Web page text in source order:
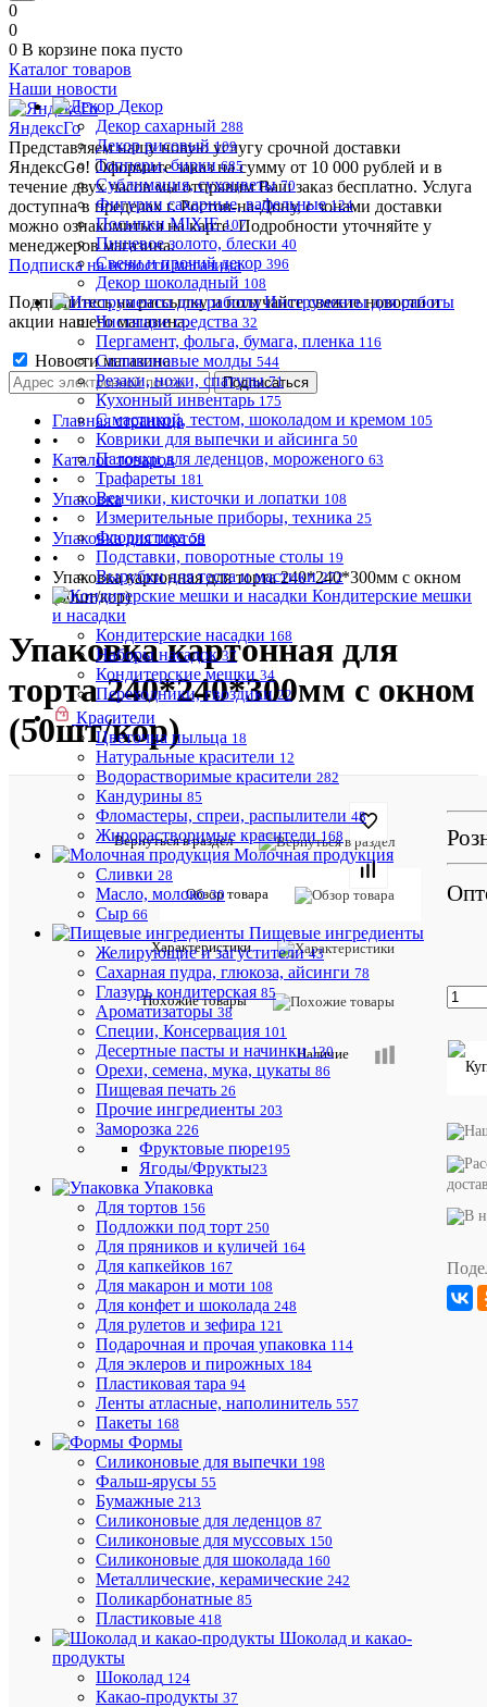
0
0
0 В корзине пока пусто
Каталог товаров
Декор
Декор сахарный 288
Декор рисовый 109
Топперы, бирки 685
Сублимация, сухоцветы 70
Фигурки сахарные, вафельные 124
Посыпки MIXIE 107
Пищевое золото, блески 40
Свечи и прочий декор 396
Декор шоколадный 108
Инструменты для работы
Чистящие средства 32
Пергамент, фольга, бумага, пленка 116
Силиконовые молды 544
Резаки, ножи, спатулы 71
Кухонный инвентарь 175
С мастикой, тестом, шоколадом и кремом 105
Коврики для выпечки и айсинга 50
Палочки для леденцов, мороженого 63
Трафареты 181
Венчики, кисточки и лопатки 108
Измерительные приборы, техника 25
Флористика 59
Подставки, поворотные столы 19
Вырубки для теста и мастики 272
Кондитерские мешки
и насадки
Кондитерские насадки 168
Наборы насадок 37
Кондитерские мешки 34
Переходники, гвоздики 22
Красители
Цветочна пыльца 18
Натуральные красители 12
Водорастворимые красители 282
Кандурины 85
Фломастеры, спреи, распылители 48
Жирорастворимые красители 168
Молочная продукция
Сливки 28
Масло, молоко 30
Сыр 66
Пищевые ингредиенты
Желирующие и загустители 43
Сахарная пудра, глюкоза, айсинги 78
Глазурь кондитерская 85
Ароматизаторы 38
Специи, Консервация 101
Десертные пасты и начинки 130
Орехи, семена, мука, цукаты 86
Пищевая печать 26
Прочие ингредиенты 203
Заморозка 226
Фруктовые пюре195
Ягоды/Фрукты23
Упаковка
Для тортов 156
Подложки под торт 250
Для пряников и куличей 164
Для капкейков 167
Для макарон и моти 108
Для конфет и шоколада 248
Для рулетов и зефира 121
Подарочная и прочая упаковка 114
Для эклеров и пирожных 184
Пластиковая тара 94
Ленты атласные, наполинитель 557
Пакеты 168
Формы
Силиконовые для выпечки 198
Фальш-ярусы 55
Бумажные 213
Силиконовые для леденцов 87
Силиконовые для муссовых 150
Силиконовые для шоколада 160
Металлические, керамические 242
Поликарбонатные 85
Пластиковые 418
Шоколад и какао-
продукты
Шоколад 124
Какао-продукты 37
Наши новости
ЯндексГо
Представляем нашу новую услугу срочной доставки
ЯндексGo! Оформите заказ на сумму от 10 000 рублей и в
течение двух часов мы отправим Ваш заказ бесплатно. Услуга
доступна в пределах г. Ростов-на-Дону, с зонами доставки
можно ознакомиться на карте. Подробности уточняйте у
менеджеров магазина.
Подписка на новости магазина
Подпишитесь на рассылку и получайте свежие новости и
акции нашего магазина.
Новости магазина
Главная страница
•
Каталог товаров
•
Упаковка
•
Упаковка для тортов
•
Упаковка картонная для торта 240*240*300мм с окном
(50шт/кор)
Упаковка картонная для
торта 240*240*300мм с окном
(50шт/кор)
Вернуться в раздел
Обзор товара
Характеристики
Похожие товары
Наличие
Добавить
Артикул:
019110
картонная
торта
окном
(50шт/